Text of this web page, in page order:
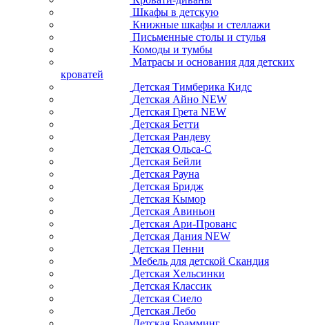
Шкафы в детскую
Книжные шкафы и стеллажи
Письменные столы и стулья
Комоды и тумбы
Матрасы и основания для детских
кроватей
Детская Тимберика Кидс
Детская Айно NEW
Детская Грета NEW
Детская Бетти
Детская Рандеву
Детская Ольса-С
Детская Бейли
Детская Рауна
Детская Бридж
Детская Кымор
Детская Авиньон
Детская Ари-Прованс
Детская Дания NEW
Детская Пенни
Мебель для детской Скандия
Детская Хельсинки
Детская Классик
Детская Сиело
Детская Лебо